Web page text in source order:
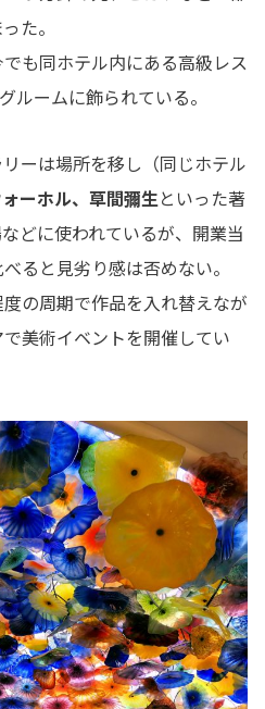
た。
も同ホテル内にある高級レス
ルームに飾られている。
ーは場所を移し（同じホテル
ーホル、草間彌生 といった著
どに使われているが、開業当
ると見劣り感は否めない。
の周期で作品を入れ替えなが
美術イベントを開催してい